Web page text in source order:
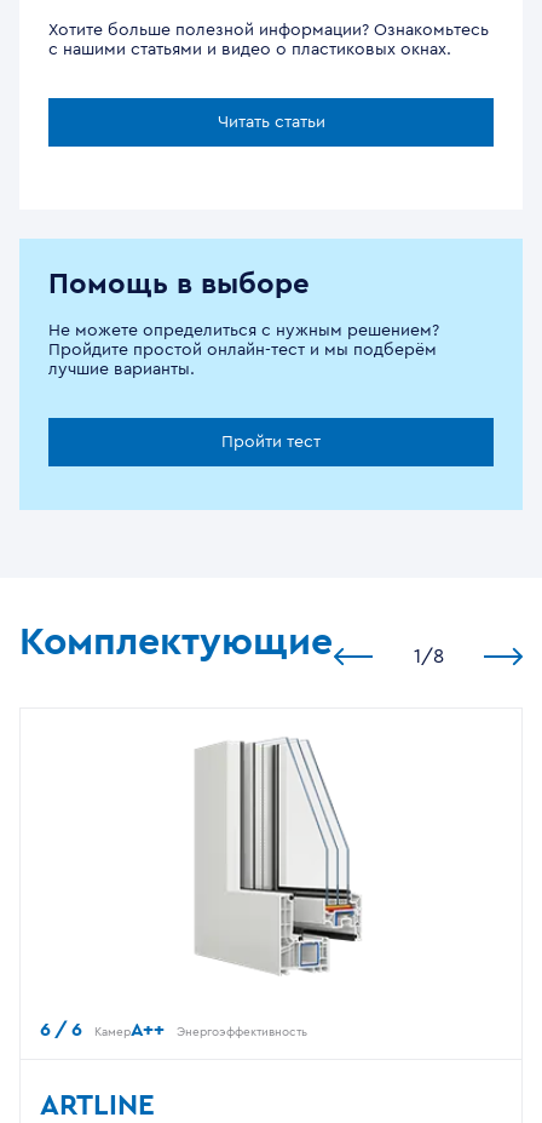
Хотите больше полезной информации? Ознакомьтесь
с нашими статьями и видео о пластиковых окнах.
Читать статьи
Помощь в выборе
Не можете определиться с нужным решением?
Пройдите простой онлайн-тест и мы подберём
лучшие варианты.
Пройти тест
Комплектующие 1 /8
6 / 6 КамерA++ Энергоэффективность
ARTLINE